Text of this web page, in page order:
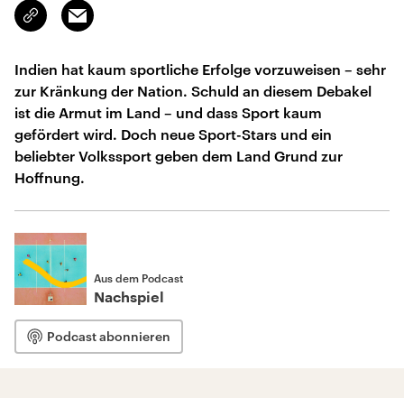
Link
kopieren/teilen
Email
Indien hat kaum sportliche Erfolge vorzuweisen – sehr
zur Kränkung der Nation. Schuld an diesem Debakel
ist die Armut im Land – und dass Sport kaum
gefördert wird. Doch neue Sport-Stars und ein
beliebter Volkssport geben dem Land Grund zur
Hoffnung.
Aus dem Podcast
Nachspiel
Podcast abonnieren